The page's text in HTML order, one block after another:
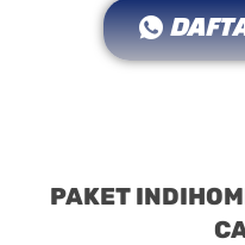
PAKET